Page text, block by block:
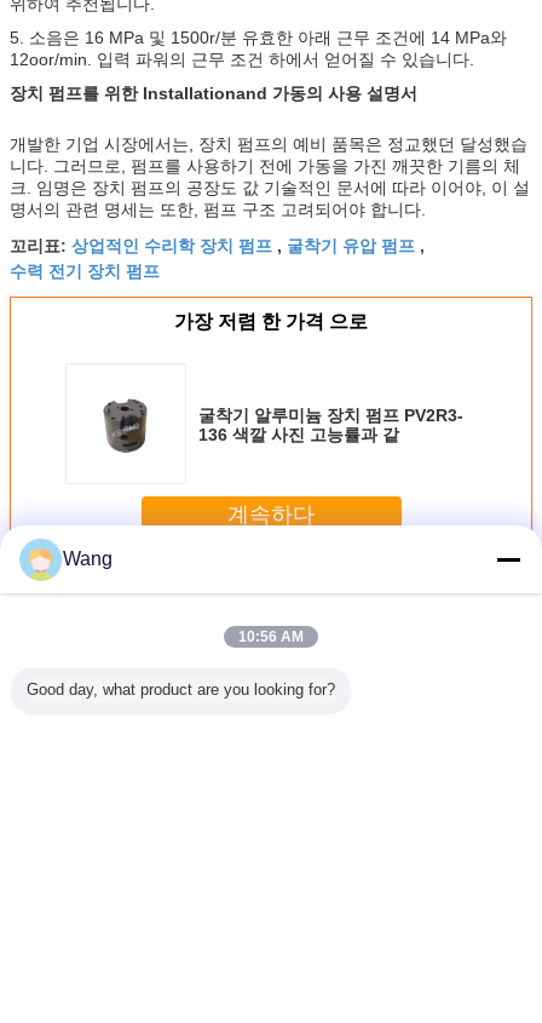
위하여 추천됩니다.
5. 소음은 16 MPa 및 1500r/분 유효한 아래 근무 조건에 14 MPa와
12oor/min. 입력 파워의 근무 조건 하에서 얻어질 수 있습니다.
장치 펌프를 위한 Installationand 가동의 사용 설명서
개발한 기업 시장에서는, 장치 펌프의 예비 품목은 정교했던 달성했습
니다. 그러므로, 펌프를 사용하기 전에 가동을 가진 깨끗한 기름의 체
크. 임명은 장치 펌프의 공장도 값 기술적인 문서에 따라 이어야, 이 설
명서의 관련 명세는 또한, 펌프 구조 고려되어야 합니다.
꼬리표: 상업적인 수리학 장치 펌프 , 굴착기 유압 펌프 ,
수력 전기 장치 펌프
가장 저렴 한 가격 으로
굴착기 알루미늄 장치 펌프 PV2R3-
136 색깔 사진 고능률과 같
계속하다
더 많은 것
Wang
10:56 AM
Good day, what product are you looking for?